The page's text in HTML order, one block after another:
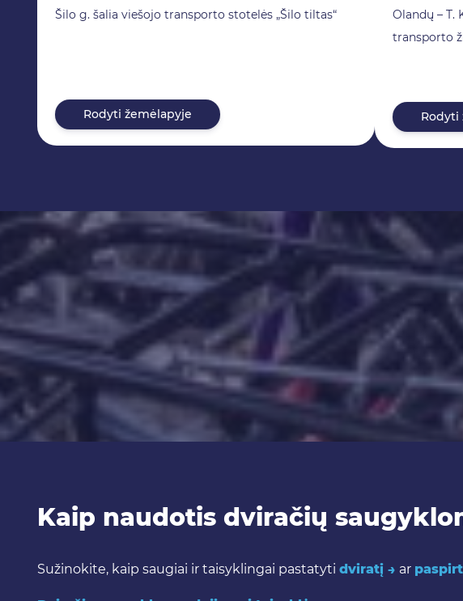
Šilo g. šalia viešojo transporto stotelės „Šilo tiltas“
Rodyti žemėlapyje
Olandų – T.
transporto
Rodyti
Kaip naudotis dviračių
Sužinokite, kaip saugiai ir taisyklingai pastatyti dviratį → ar